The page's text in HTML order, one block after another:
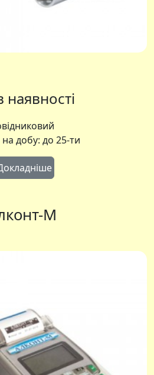
добу: до 25-ти
М